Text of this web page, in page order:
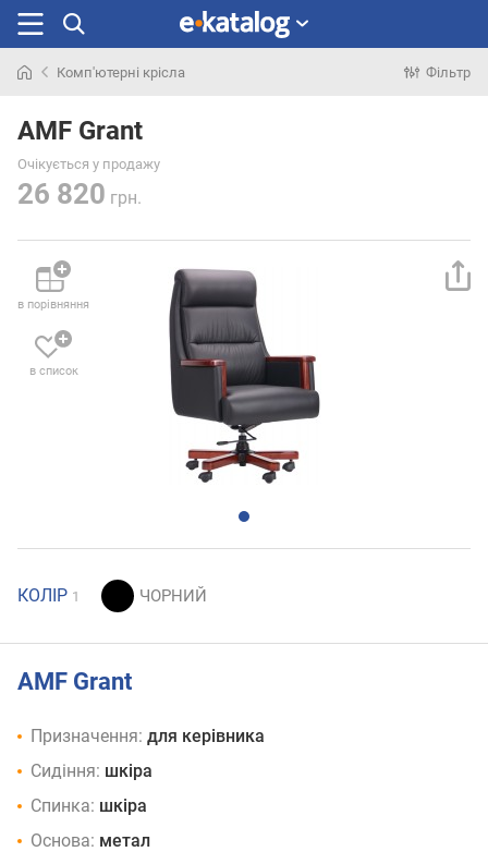
раніше
Комп'ютерні крісла Фільтр
AMF Grant
Очікується у продажу
26 820 грн.
в порівняння
в список
КОЛІР 1
AMF Grant
Призначення: для керівника
Сидіння: шкіра
Спинка: шкіра
Основа: метал